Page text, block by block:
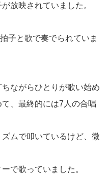
放映されていました。
子と歌で奏でられていま
ながらひとりが歌い始め
、最終的には7人の合唱
ムで叩いているけど、微
で歌っていました。